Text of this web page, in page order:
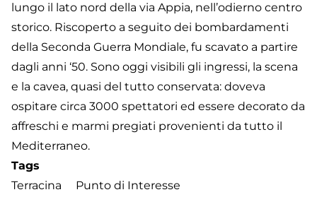
lungo il lato nord della via Appia, nell’odierno centro
storico. Riscoperto a seguito dei bombardamenti
della Seconda Guerra Mondiale, fu scavato a partire
dagli anni ‘50. Sono oggi visibili gli ingressi, la scena
e la cavea, quasi del tutto conservata: doveva
ospitare circa 3000 spettatori ed essere decorato da
affreschi e marmi pregiati provenienti da tutto il
Mediterraneo.
Tags
Terracina
Punto di Interesse